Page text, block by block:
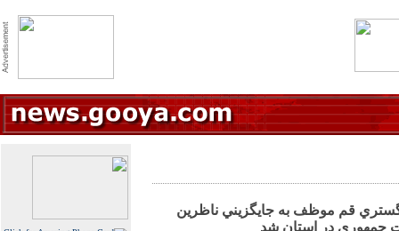
قم موظف به جايگزيني ناظرين
جمهوري در استان شد